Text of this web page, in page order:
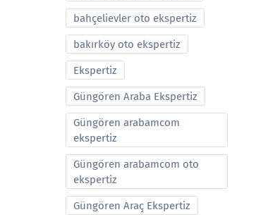
bahçelievler oto ekspertiz
bakırköy oto ekspertiz
Ekspertiz
Güngören Araba Ekspertiz
Güngören arabamcom
ekspertiz
Güngören arabamcom oto
ekspertiz
Güngören Araç Ekspertiz